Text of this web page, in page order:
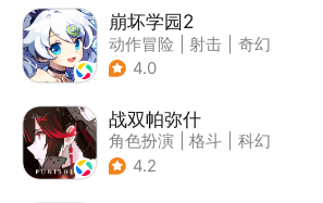
崩坏学园2
动作冒险 射击
奇幻
| 崩坏
4.0
战双帕弥什
角色扮演 格斗
科幻
| 美少女
4.2